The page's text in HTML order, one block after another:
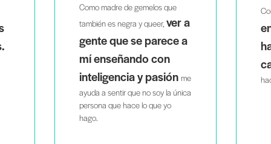
Como madre de gemelos que
también es negra y queer, ver a
gente que se parece a
mí enseñando con
inteligencia y pasión me
ayuda a sentir que no soy la única
persona que hace lo que yo
hago.